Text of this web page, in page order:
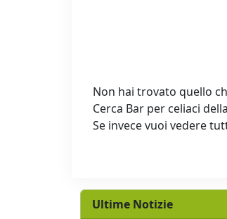
Non hai trovato quello
Cerca Bar per celiaci
Se invece vuoi vedere
Ultime Notizie